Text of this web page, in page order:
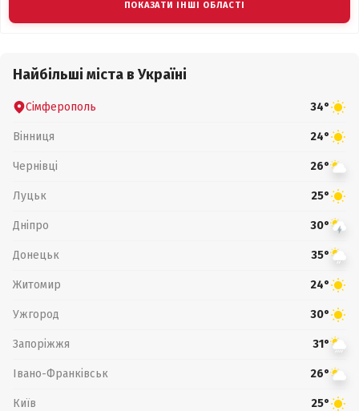
ПОКАЗАТИ ІНШІ ОБЛАСТІ
Найбільші міста в Україні
Сімферополь 34°
Вінниця 24°
Чернівці 26°
Луцьк 25°
Дніпро 30°
Донецьк 35°
Житомир 24°
Ужгород 30°
Запоріжжя 31°
Івано-Франківськ 26°
Київ 25°